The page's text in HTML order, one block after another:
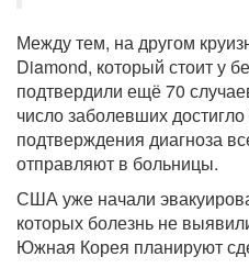
Между тем, на другом
Diamond, который стоит у
подтвердили ещё 70
число заболевших
подтверждения диагноза
отправляют в больницы.
США уже начали
которых болезнь не
Южная Корея планируют